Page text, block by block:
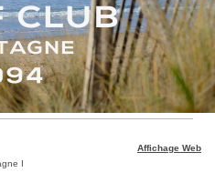
I
Affichage Web